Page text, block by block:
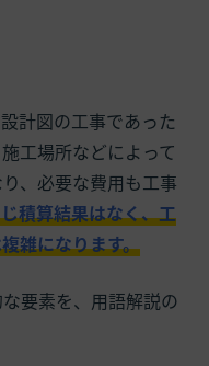
計図の工事であった
工場所などによって
、必要な費用も工事
積算結果はなく、工
雑になります。
要素を、用語解説の